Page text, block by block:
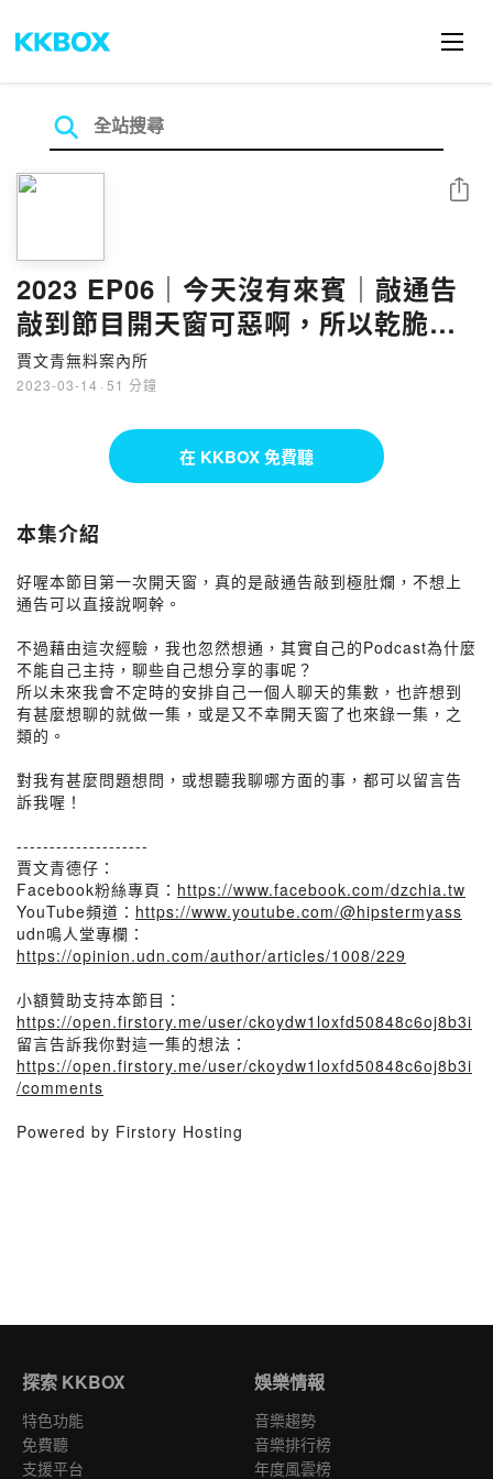
2023 EP06｜今天沒有來賓｜敲通告
敲到節目開天窗可惡啊，所以乾脆自
己來，除了抱怨以外也來聊聊對
Podcast製作與業界生態的感想，推
薦自己喜歡的Podcast節目。
賈文青無料案內所
2023-03-14 · 51 分鐘
分享
在 KKBOX 免費聽
本集介紹
好喔本節目第一次開天窗，真的是敲通告敲到極肚爛，不想上
通告可以直接說啊幹。
不過藉由這次經驗，我也忽然想通，其實自己的Podcast為什麼
不能自己主持，聊些自己想分享的事呢？
所以未來我會不定時的安排自己一個人聊天的集數，也許想到
有甚麼想聊的就做一集，或是又不幸開天窗了也來錄一集，之
類的。
對我有甚麼問題想問，或想聽我聊哪方面的事，都可以留言告
訴我喔！
--------------------
賈文青德仔：
Facebook粉絲專頁： https://www.facebook.com/dzchia.tw
YouTube頻道： https://www.youtube.com/@hipstermyass
udn鳴人堂專欄：
https://opinion.udn.com/author/articles/1008/229
小額贊助支持本節目：
https://open.firstory.me/user/ckoydw1loxfd50848c6oj8b3i
留言告訴我你對這一集的想法：
https://open.firstory.me/user/ckoydw1loxfd50848c6oj8b3i
/comments
Powered by Firstory Hosting
探索 KKBOX
特色功能
免費聽
支援平台
娛樂情報
音樂趨勢
音樂排行榜
年度風雲榜